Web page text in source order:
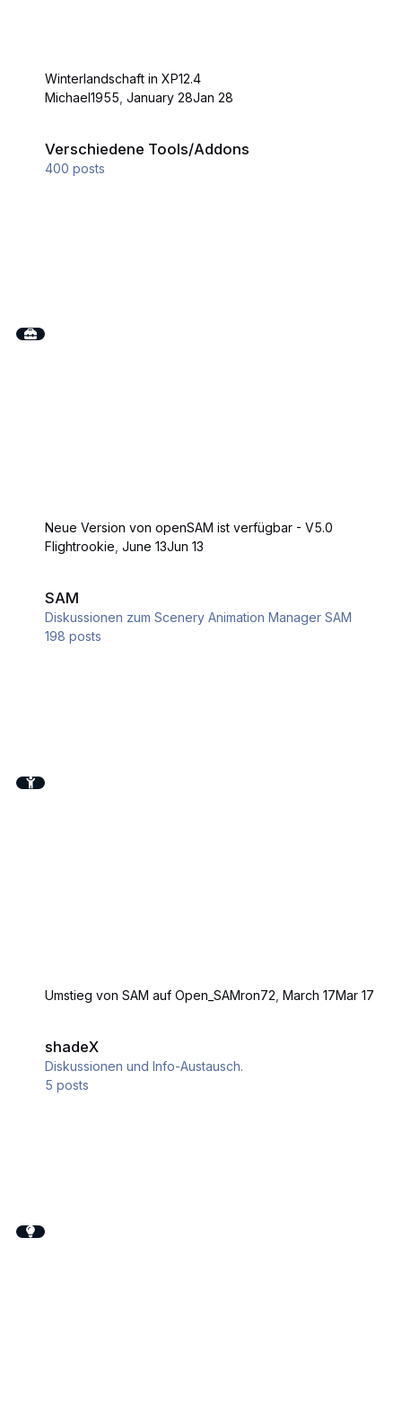
Winterlandschaft in XP12.4
Michael1955,January 28Jan 28
Verschiedene Tools/Addons
400 posts
Neue Version von openSAM ist verfügbar - V5.0
Flightrookie,June 13Jun 13
SAM
Diskussionen zum Scenery Animation Manager SAM
198 posts
Umstieg von SAM auf Open_SAMron72,March 17Mar 17
shadeX
Diskussionen und Info-Austausch.
5 posts